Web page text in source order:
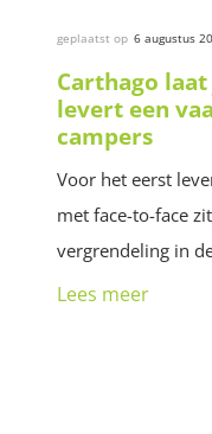
geplaatst op 6 augustus
Carthago
levert een
campers
Voor het eerst
met face-to-face
vergrendeling in
Lees meer